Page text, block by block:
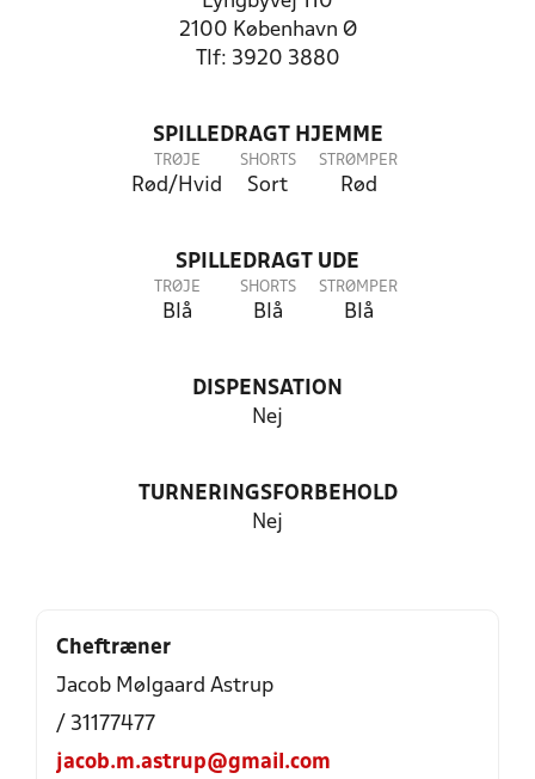
2100 København Ø
Tlf: 3920 3880
SPILLEDRAGT HJEMME
TRØJE
Rød/Hvid
SHORTS
Sort
STRØMPER
Rød
SPILLEDRAGT UDE
TRØJE
Blå
SHORTS
Blå
STRØMPER
Blå
DISPENSATION
Nej
TURNERINGSFORBEHOLD
Nej
Cheftræner
Jacob Mølgaard Astrup
/ 31177477
jacob.m.astrup@gmail.com